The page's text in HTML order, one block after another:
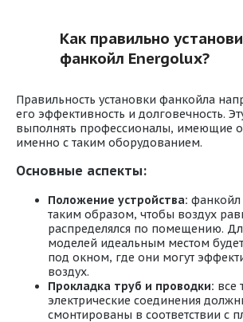
Как правильно
фанкойл Energolux?
Правильность установки фанкойла
его эффективность и долговечность.
выполнять профессионалы, имеющие
именно с таким оборудованием.
Основные аспекты:
Положение устройства: фанкойл
таким образом, чтобы воздух
распределялся по помещению.
моделей идеальным местом
под окном, где они могут
воздух.
Прокладка труб и проводки: все
электрические соединения
смонтированы в соответствии с